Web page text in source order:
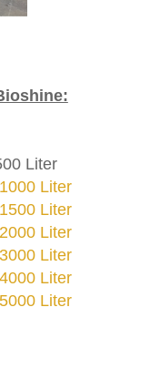
Liter
Liter
Liter
Liter
Liter
Liter
Liter